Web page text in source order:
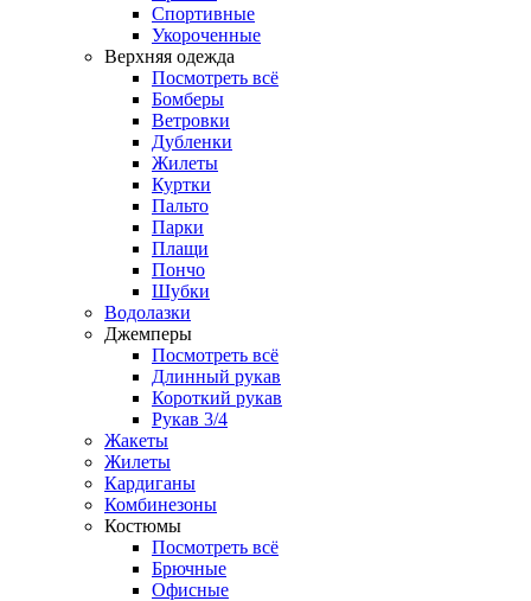
Спортивные
Укороченные
Верхняя одежда
Посмотреть всё
Бомберы
Ветровки
Дубленки
Жилеты
Куртки
Пальто
Парки
Плащи
Пончо
Шубки
Водолазки
Джемперы
Посмотреть всё
Длинный рукав
Короткий рукав
Рукав 3/4
Жакеты
Жилеты
Кардиганы
Комбинезоны
Костюмы
Посмотреть всё
Брючные
Офисные